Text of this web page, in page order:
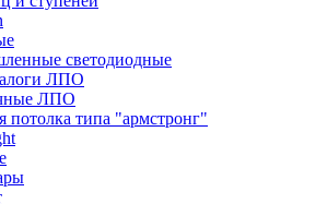
светодиодные
ЛПО
ЛПО
потолка типа "армстронг"